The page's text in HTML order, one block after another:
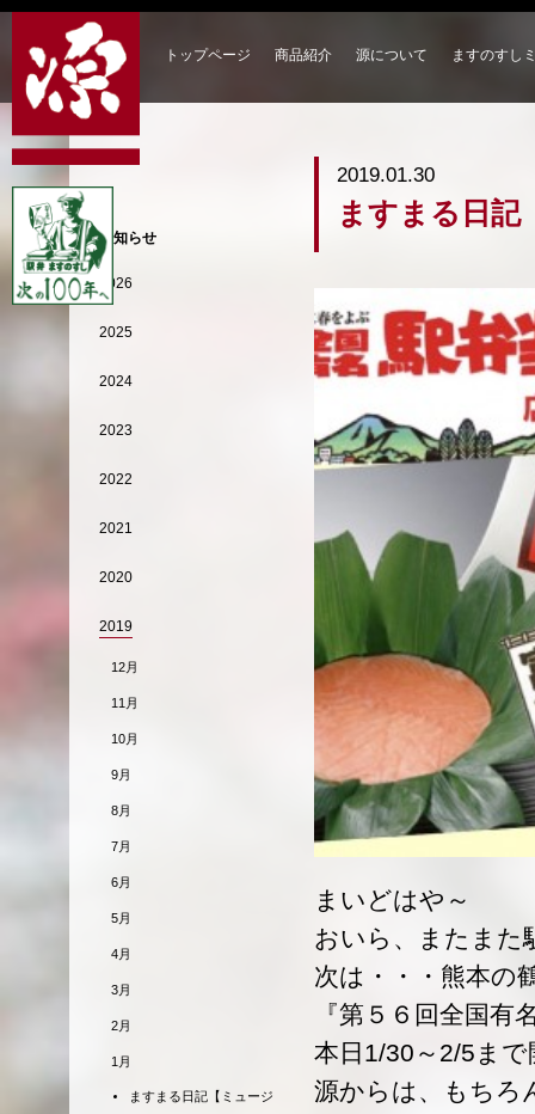
トップページ 商品紹介 源について ますのすし
2019.01.30
ますまる日記
まいどはや～
おいら、またまた
次は・・・熊本の
『第５６回全国
本日1/30～2/5まで
源からは、もちろ
お知らせ
2026
2025
2024
2023
2022
2021
2020
2019
12月
11月
10月
9月
8月
7月
6月
5月
4月
3月
2月
1月
ますまる日記【ミュージ